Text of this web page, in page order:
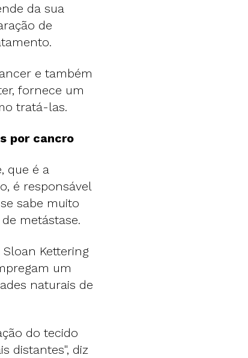
da sua
de
e também
fornece um
tratá-las.
por cancro
que é a
é responsável
sabe muito
metástase.
Kettering
um
naturais de
do tecido
distantes", diz